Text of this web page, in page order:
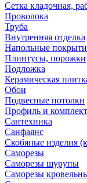
Сетка кладочная,
Проволока
Труба
Внутренняя отделка
Напольные
Плинтусы, порожки
Подложка
Керамическая
Обои
Подвесные потолки
Профиль и
Сантехника
Санфаянс
Скобяные изделия
Саморезы
Саморезы шурупы
Саморезы